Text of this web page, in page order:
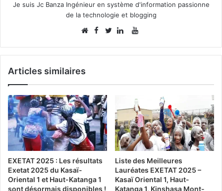
Je suis Jc Banza Ingénieur en système d'information passionne
de la technologie et blogging
FacebookYouTube
Articles similaires
EXETAT 2025 : Les résultats
Exetat 2025 du Kasaï-
Oriental 1 et Haut-Katanga 1
sont désormais disponibles !
Liste des Meilleures
Lauréates EXETAT 2025 –
Kasaï Oriental 1, Haut-
Katanga 1, Kinshasa Mont-